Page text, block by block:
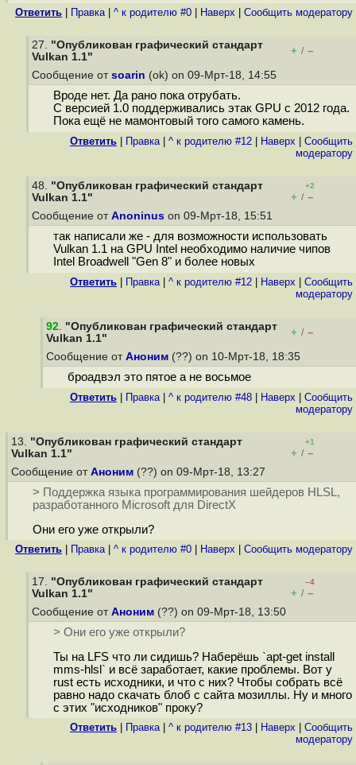
Ответить Правка| ^ к родителю #0 Наверх Cообщить модератору
27. "Опубликован графический стандарт
Vulkan 1.1"
+ / –
Сообщение от soarin (ok) on 09-Мрт-18, 14:55
Вроде нет. Да рано пока отрубать.
С версией 1.0 поддерживались этак GPU с 2012 года.
Пока ещё не мамонтовый того самого камень.
Ответить Правка| ^ к родителю #12 Наверх
Cообщить
модератору
48. "Опубликован графический стандарт
Vulkan 1.1"
+2
+ / –
Сообщение от Anoninus on 09-Мрт-18, 15:51
так написали же - для возможности использовать
Vulkan 1.1 на GPU Intel необходимо наличие чипов
Intel Broadwell "Gen 8" и более новых
Ответить Правка| ^ к родителю #12 Наверх
Cообщить
модератору
92. "Опубликован графический стандарт
Vulkan 1.1"
+ / –
Сообщение от Аноним (??) on 10-Мрт-18, 18:35
броадвэл это пятое а не восьмое
Ответить Правка| ^ к родителю #48 Наверх
Cообщить
модератору
13. "Опубликован графический стандарт
Vulkan 1.1"
+1
+ / –
Сообщение от Аноним (??) on 09-Мрт-18, 13:27
> Поддержка языка программирования шейдеров HLSL,
разработанного Microsoft для DirectX
Они его уже открыли?
Ответить Правка| ^ к родителю #0 Наверх Cообщить модератору
17. "Опубликован графический стандарт
Vulkan 1.1"
–4
+ / –
Сообщение от Аноним (??) on 09-Мрт-18, 13:50
> Они его уже открыли?
Ты на LFS что ли сидишь? Наберёшь `apt-get install
mms-hlsl` и всё заработает, какие проблемы. Вот у
rust есть исходники, и что с них? Чтобы собрать всё
равно надо скачать блоб с сайта мозиллы. Ну и много
с этих "исходников" проку?
Ответить Правка| ^ к родителю #13 Наверх
Cообщить
модератору